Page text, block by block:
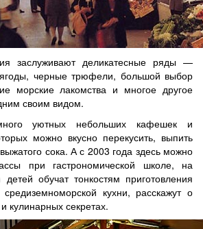
заслуживают деликатесные ряды —
черные трюфели, большой выбор
морские лакомства и многое другое
своим видом.
уютных небольших кафешек и
можно вкусно перекусить, выпить
сока. А с 2003 года здесь можно
при гастрономической школе, на
обучат тонкостям приготовления
кухни, расскажут о
кулинарных секретах.